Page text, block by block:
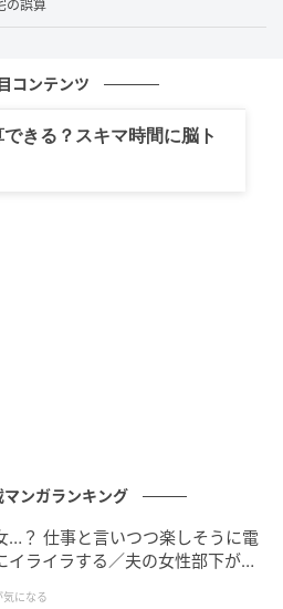
です。その頃はまだ、“毎日
え作業”に困惑
移動させ、再び停め直す。朝
作業が毎日のように続いてい
の誤算
コンテンツ
きる？スキマ時間に脳ト
マンガランキング
…？ 仕事と言いつつ楽しそうに電
イライラする／夫の女性部下が気
になる